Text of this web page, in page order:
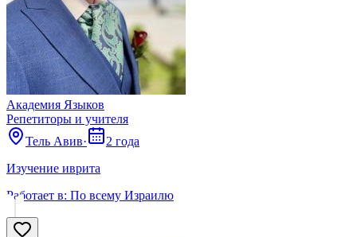
Академия Языков
Репетиторы и учителя
Тель Авив·
2 года
Изучение иврита
Работает в: По всему Израилю